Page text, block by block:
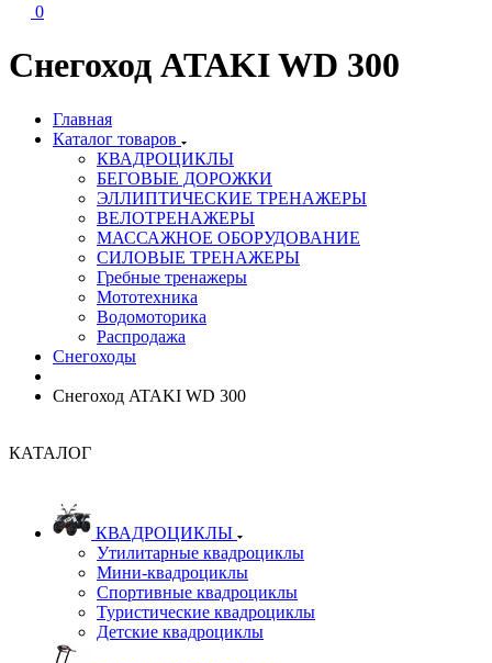
0
Снегоход ATAKI WD 300
Главная
Каталог товаров
КВАДРОЦИКЛЫ
БЕГОВЫЕ ДОРОЖКИ
ЭЛЛИПТИЧЕСКИЕ ТРЕНАЖЕРЫ
ВЕЛОТРЕНАЖЕРЫ
МАССАЖНОЕ ОБОРУДОВАНИЕ
СИЛОВЫЕ ТРЕНАЖЕРЫ
Гребные тренажеры
Мототехника
Водомоторика
Распродажа
Снегоходы
Снегоход ATAKI WD 300
КАТАЛОГ
КВАДРОЦИКЛЫ
Утилитарные квадроциклы
Мини-квадроциклы
Спортивные квадроциклы
Туристические квадроциклы
Детские квадроциклы